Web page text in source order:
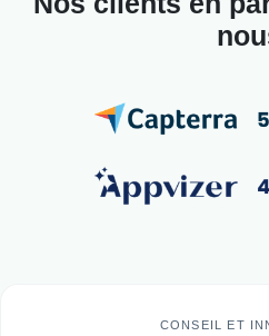
CONSEIL ET